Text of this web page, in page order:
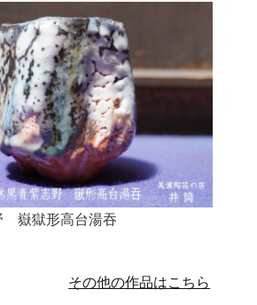
嶽獄形高台湯吞
その他の作品はこちら